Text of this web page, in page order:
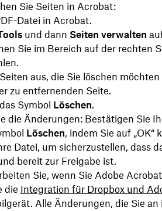
Sie Seiten in Acrobat:
Datei in Acrobat.
und dann Seiten verwalten
Sie im Bereich auf der rechten
aus, die Sie löschen
zu entfernenden Seite.
Symbol Löschen.
die Änderungen: Bestätigen Sie
Löschen, indem Sie auf „OK“
Datei, um sicherzustellen, dass
bereit zur Freigabe ist.
Sie, wenn Sie Adobe
die Integration für Dropbox und
Alle Änderungen, die Sie